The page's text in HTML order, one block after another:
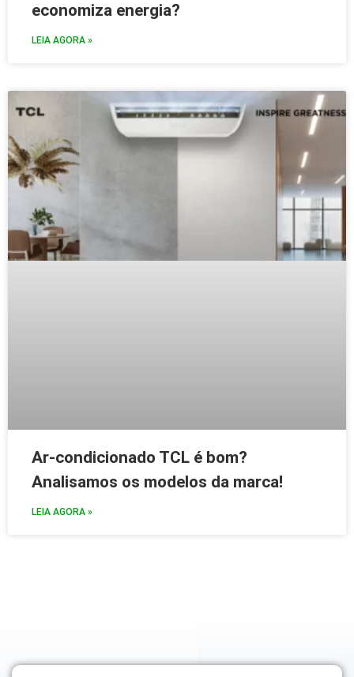
economiza energia?
LEIA AGORA »
Ar-condicionado TCL é bom?
Analisamos os modelos da marca!
LEIA AGORA »